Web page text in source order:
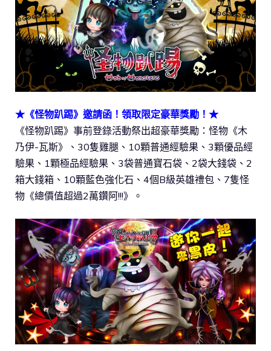
★《怪物趴踢》邀請函！領取限定豪華獎勵！★
《怪物趴踢》事前登錄活動祭出超豪華獎勵：怪物《木
乃伊-瓦斯》、30隻雞腿、10顆普通經驗果、3顆優品經
驗果、1顆極品經驗果、3袋普通寶石袋、2袋大錢袋、2
箱大錢箱、10顆藍色強化石、4個B級英雄禮包、7隻怪
物《總價值超過2萬鑽阿!!!》。